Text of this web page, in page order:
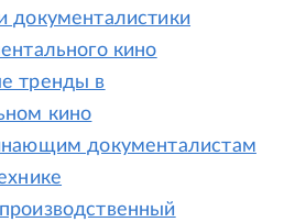
документалистики
кино
тренды в
кино
документалистам